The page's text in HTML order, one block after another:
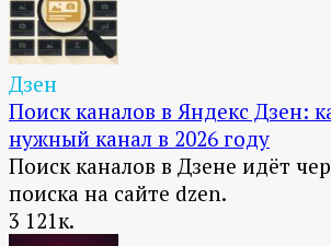
Дзен
Поиск каналов в Яндекс Дзен:
нужный канал в 2026 году
Поиск каналов в Дзене идёт
поиска на сайте dzen.
3 121к.